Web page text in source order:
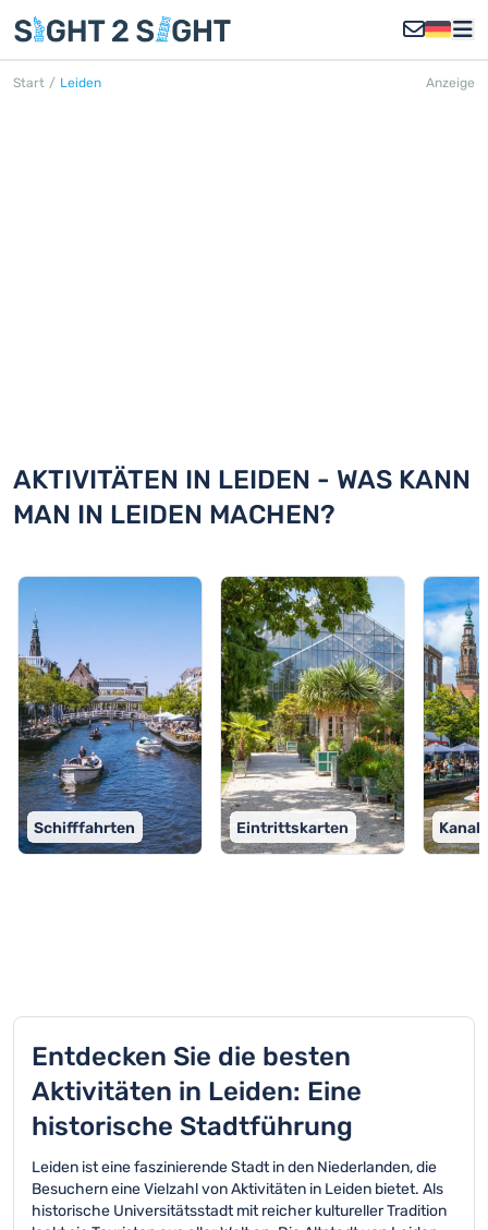
Start / Leiden Anzeige
AKTIVITÄTEN IN LEIDEN - WAS KANN
MAN IN LEIDEN MACHEN?
Schifffahrten Eintrittskarten
Entdecken Sie die besten
Aktivitäten in Leiden: Eine
historische Stadtführung
Leiden ist eine faszinierende Stadt in den Niederlanden, die
Besuchern eine Vielzahl von Aktivitäten in Leiden bietet. Als
historische Universitätsstadt mit reicher kultureller Tradition